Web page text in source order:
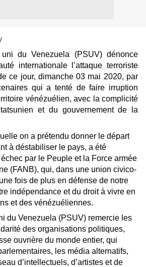
du Venezuela (PSUV) dénonce
internationale l’attaque terroriste
ce jour, dimanche 03 mai 2020, par
qui a tenté de faire irruption
vénézuélien, avec la complicité
et du gouvernement de la
on a prétendu donner le départ
à déstabiliser le pays, a été
par le Peuple et la Force armée
(FANB), qui, dans une union civico-
fois de plus en défense de notre
indépendance et du droit à vivre en
et des vénézuéliennes.
du Venezuela (PSUV) remercie les
des organisations politiques,
ouvrière du monde entier, qui
les média alternatifs,
d’intellectuels, d’artistes et de